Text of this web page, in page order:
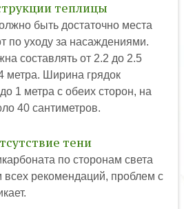
теплицы
быть достаточно места
по уходу за насаждениями.
составлять от 2.2 до 2.5
метра. Ширина грядок
1 метра с обеих сторон, на
40 сантиметров.
тени
по сторонам света
всех рекомендаций, проблем с